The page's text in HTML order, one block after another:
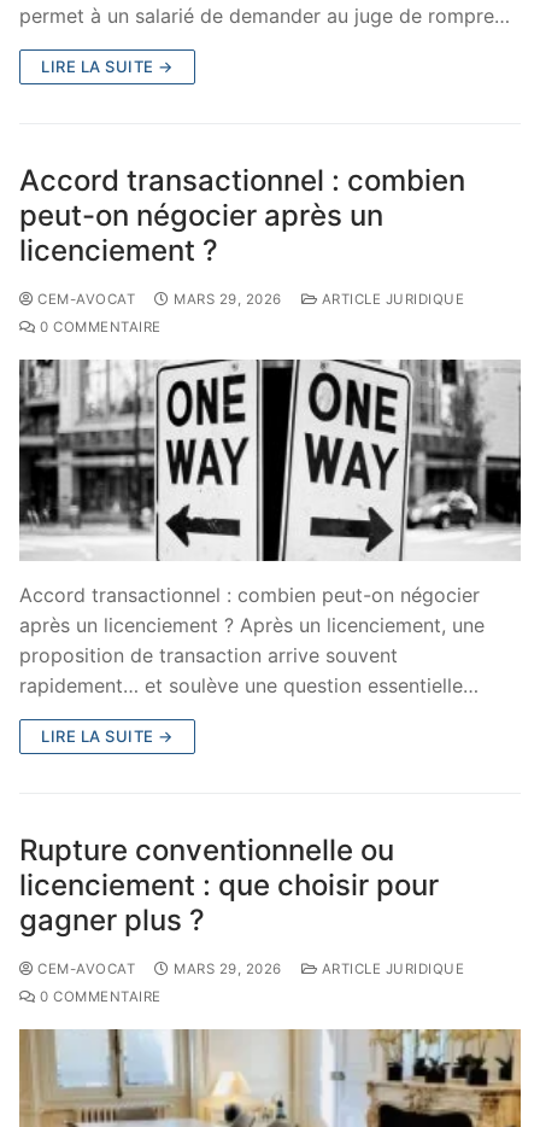
permet à un salarié de demander au juge de rompre…
LIRE LA SUITE →
Accord transactionnel : combien
peut-on négocier après un
licenciement ?
CEM-AVOCAT MARS 29, 2026
ARTICLE JURIDIQUE
0 COMMENTAIRE
Accord transactionnel : combien peut-on négocier
après un licenciement ? Après un licenciement, une
proposition de transaction arrive souvent
rapidement… et soulève une question essentielle…
LIRE LA SUITE →
Rupture conventionnelle ou
licenciement : que choisir pour
gagner plus ?
CEM-AVOCAT MARS 29, 2026
ARTICLE JURIDIQUE
0 COMMENTAIRE